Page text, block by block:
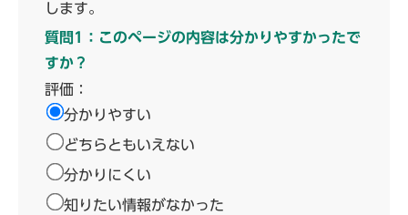
します。
質問1：このページの内容は分かりやすかったで
すか？
評価：
分かりやすい
どちらともいえない
分かりにくい
知りたい情報がなかった